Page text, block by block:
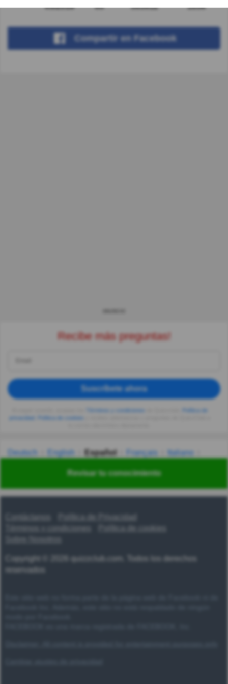
Revisar tu conocimiento
05/2018 95 593912 1656
Compartir en Facebook
Recibe más preguntas!
Suscríbete ahora
privacidad
Deutsch English Español Français
Italiano
Українська हिन्दी 한국어 汉语
Contáctanos
Política de Privacidad
Términos y condiciones
Copyright © 2026 quizzclub.com. Todos los derechos
reservados